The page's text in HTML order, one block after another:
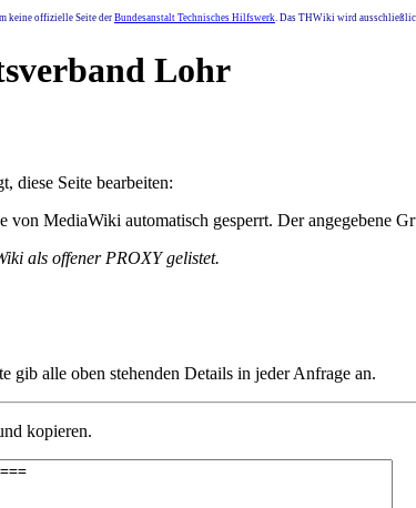
keine offizielle Seite der Bundesanstalt Technisches Hilfswerk. Das THWiki wird
Lohr
diese Seite bearbeiten:
von MediaWiki automatisch gesperrt. Der angegebene
als offener PROXY gelistet.
gib alle oben stehenden Details in jeder Anfrage an.
kopieren.